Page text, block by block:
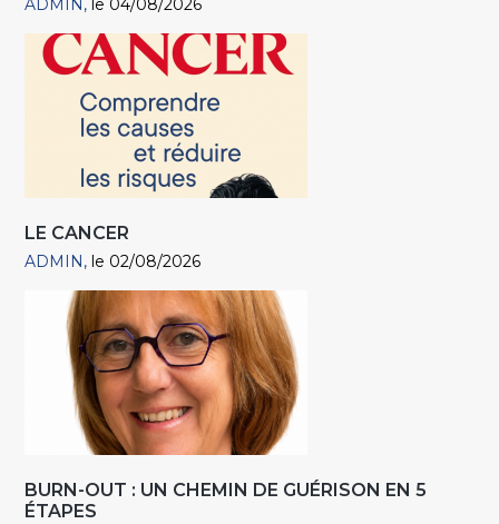
ADMIN le 04/08/2026
LE CANCER
ADMIN le 02/08/2026
BURN-OUT : UN CHEMIN DE GUÉRISON EN 5
ÉTAPES